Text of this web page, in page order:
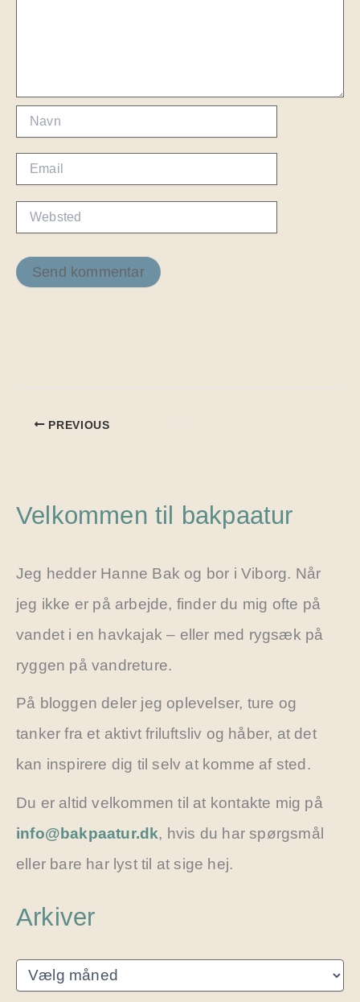
Email
PREVIOUS
Velkommen til bakpaatur
Jeg hedder Hanne Bak og bor i Viborg. Når
jeg ikke er på arbejde, finder du mig ofte på
vandet i en havkajak – eller med rygsæk på
ryggen på vandreture.
På bloggen deler jeg oplevelser, ture og
tanker fra et aktivt friluftsliv og håber, at det
kan inspirere dig til selv at komme af sted.
Du er altid velkommen til at kontakte mig på
info@bakpaatur.dk, hvis du har spørgsmål
eller bare har lyst til at sige hej.
Arkiver
A